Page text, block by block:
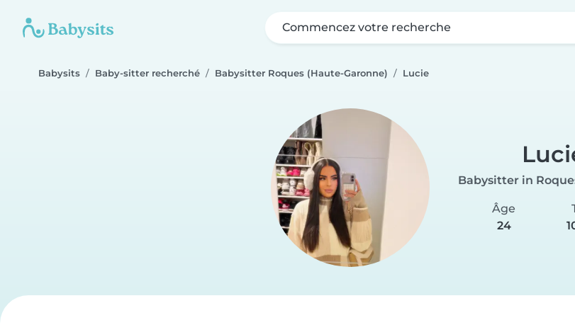
Commencez votre recherche
Babysits Baby-sitter recherché Babysitter Roques (Haute-Garonne) Lucie
Babysitter in
Âge
24